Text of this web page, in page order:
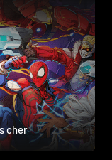
cher